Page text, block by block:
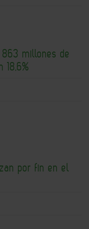
millones de
por fin en el